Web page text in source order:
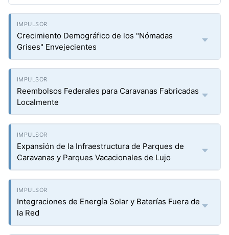
Crecimiento Demográfico de los "Nómadas
Grises" Envejecientes
Reembolsos Federales para Caravanas Fabricadas
Localmente
Expansión de la Infraestructura de Parques de
Caravanas y Parques Vacacionales de Lujo
Integraciones de Energía Solar y Baterías Fuera de
la Red